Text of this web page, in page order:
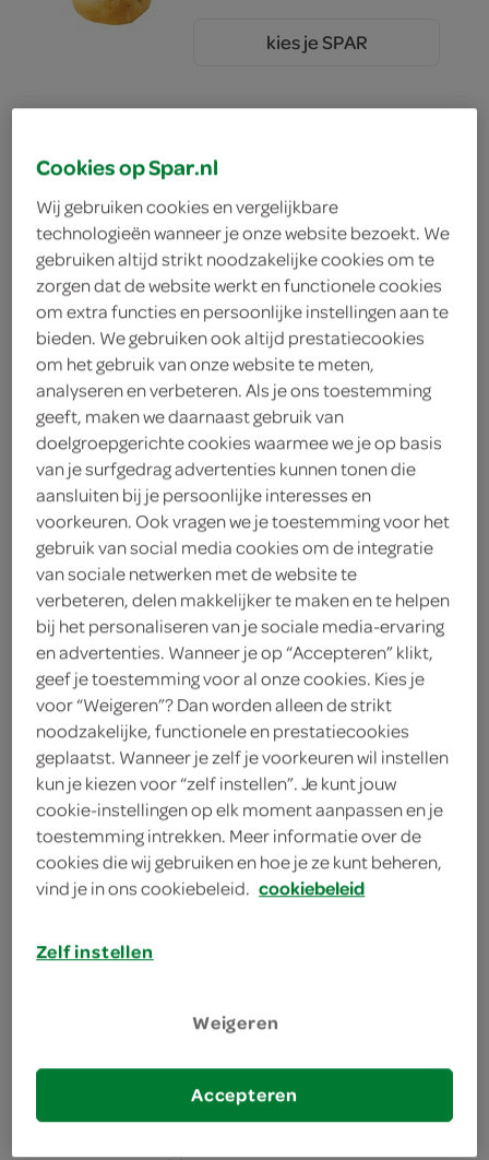
kies je SPAR
140 Gram
1.09 kies je SPAR
Lokale Bakker zachte bollen
wit
8 Stuks
2.69 kies je SPAR
Spar pompoen broodje
90 Gram
0.75 kies je SPAR
Spar kaiserbroodje volkoren
70 Gram
0.49 kies je SPAR
0. kies je SPAR
Cookies op Spar.nl
Wij gebruiken cookies en vergelijkbare
technologieën wanneer je onze website bezoekt. We
gebruiken altijd strikt noodzakelijke cookies om te
zorgen dat de website werkt en functionele cookies
om extra functies en persoonlijke instellingen aan te
bieden. We gebruiken ook altijd prestatiecookies
om het gebruik van onze website te meten,
analyseren en verbeteren. Als je ons toestemming
geeft, maken we daarnaast gebruik van
doelgroepgerichte cookies waarmee we je op basis
van je surfgedrag advertenties kunnen tonen die
aansluiten bij je persoonlijke interesses en
voorkeuren. Ook vragen we je toestemming voor het
gebruik van social media cookies om de integratie
van sociale netwerken met de website te
verbeteren, delen makkelijker te maken en te helpen
bij het personaliseren van je sociale media-ervaring
en advertenties. Wanneer je op “Accepteren” klikt,
geef je toestemming voor al onze cookies. Kies je
voor “Weigeren”? Dan worden alleen de strikt
noodzakelijke, functionele en prestatiecookies
geplaatst. Wanneer je zelf je voorkeuren wil instellen
kun je kiezen voor “zelf instellen”. Je kunt jouw
cookie-instellingen op elk moment aanpassen en je
toestemming intrekken. Meer informatie over de
cookies die wij gebruiken en hoe je ze kunt beheren,
vind je in ons cookiebeleid. cookiebeleid
Zelf instellen
Weigeren
Accepteren